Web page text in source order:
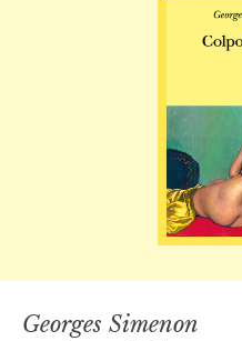
Georges Simenon